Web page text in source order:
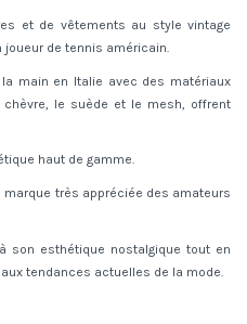
et de vêtements au style vintage
joueur de tennis américain.
main en Italie avec des matériaux
le suède et le mesh, offrent
haut de gamme.
très appréciée des amateurs
son esthétique nostalgique tout en
tendances actuelles de la mode.